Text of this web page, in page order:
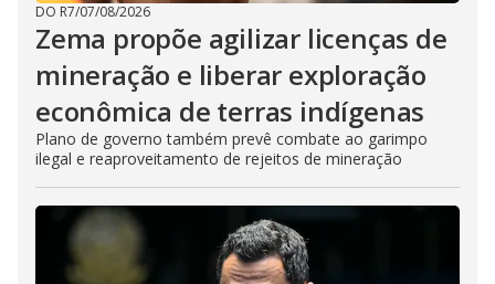
DO R7/07/08/2026
Zema propõe agilizar licenças de
mineração e liberar exploração
econômica de terras indígenas
Plano de governo também prevê combate ao garimpo
ilegal e reaproveitamento de rejeitos de mineração